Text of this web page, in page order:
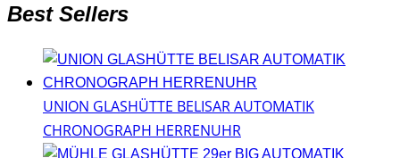
Best Sellers
UNION GLASHÜTTE BELISAR AUTOMATIK
CHRONOGRAPH HERRENUHR